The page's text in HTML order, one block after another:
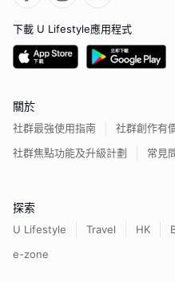
下載 U Lifestyle應用程式
關於
社群最強使用指南
社群創作有
社群焦點功能及升級計劃
常見
探索
U Lifestyle Travel HK
e-zone